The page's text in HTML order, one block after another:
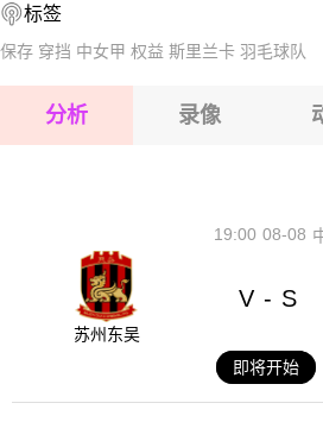
2026-08-17 【球会友谊】 前进
标签
保存 穿挡 中女甲 权益 斯里兰卡 羽毛球队
分析 录像
08-08
19:00
苏州东吴
V - S
即将开始